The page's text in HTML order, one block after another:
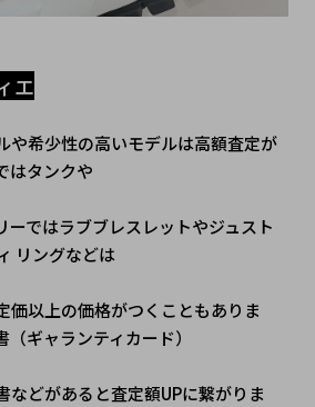
エ
や希少性の高いモデルは高額査定が
はタンクや
ーではラブブレスレットやジュスト
リングなどは
価以上の価格がつくこともありま
ギャランティカード）
などがあると査定額UPに繋がりま